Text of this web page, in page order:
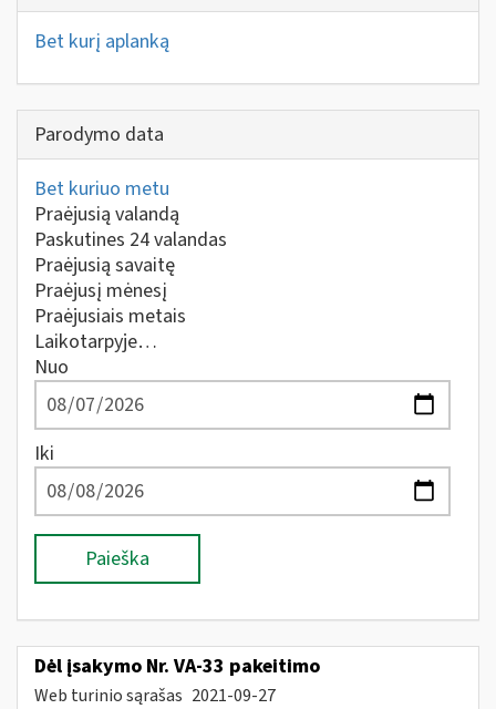
Bet kurį aplanką
Parodymo data
Bet kuriuo metu
Praėjusią valandą
Paskutines 24 valandas
Praėjusią savaitę
Praėjusį mėnesį
Praėjusiais metais
Laikotarpyje…
Nuo
Iki
Paieška
Dėl įsakymo Nr. VA-33 pakeitimo
Web turinio sąrašas 2021-09-27